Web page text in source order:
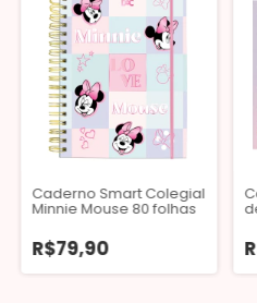
Caderno Smart Colegial
Minnie Mouse 80 folhas
R$79,90